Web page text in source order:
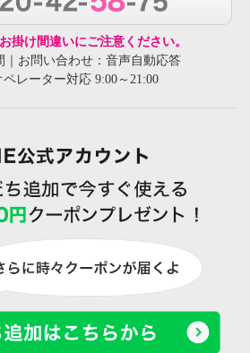
掛け間違いにご注意ください。
｜お問い合わせ：音声自動応答
ペレーター対応 9:00～21:00